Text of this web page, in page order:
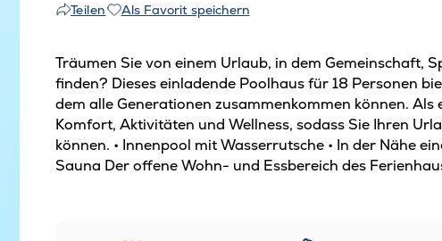
Teilen Als Favorit speichern
Träumen Sie von einem Urlaub, in dem Gemeinschaft,
finden? Dieses einladende Poolhaus für 18 Personen
dem alle Generationen zusammenkommen können. Als
Komfort, Aktivitäten und Wellness, sodass Sie Ihren
können. • Innenpool mit Wasserrutsche • In der Nähe
Sauna Der offene Wohn- und Essbereich des